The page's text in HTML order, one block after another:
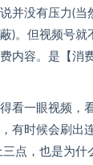
并没有压力(当
)。但视频号就
内容。是【消
看一眼视频，
有时候会刷出
点，也是为什